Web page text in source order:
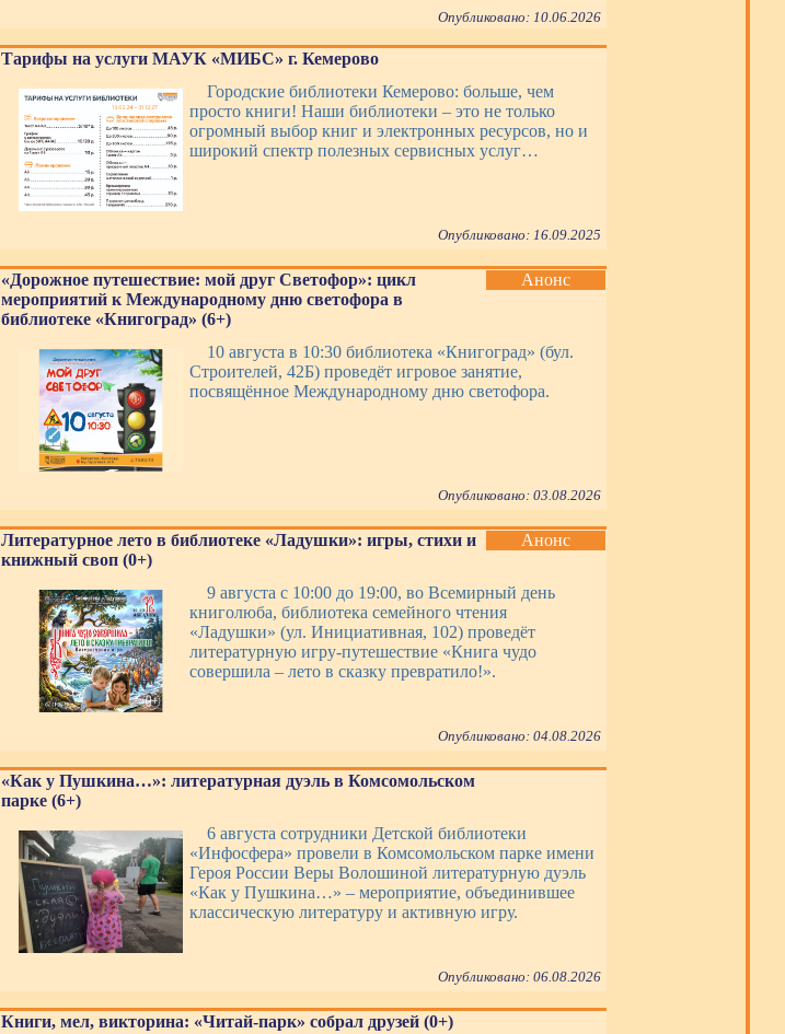
Опубликовано: 10.06.2026
Тарифы на услуги МАУК «МИБС» г. Кемерово
Городские библиотеки Кемерово: больше, чем
просто книги! Наши библиотеки – это не только
огромный выбор книг и электронных ресурсов, но и
широкий спектр полезных сервисных услуг…
Опубликовано: 16.09.2025
«Дорожное путешествие: мой друг Светофор»: цикл
мероприятий к Международному дню светофора в
библиотеке «Книгоград» (6+)
Анонс
10 августа в 10:30 библиотека «Книгоград» (бул.
Строителей, 42Б) проведёт игровое занятие,
посвящённое Международному дню светофора.
Опубликовано: 03.08.2026
Литературное лето в библиотеке «Ладушки»: игры, стихи и
книжный своп (0+)
Анонс
9 августа с 10:00 до 19:00, во Всемирный день
книголюба, библиотека семейного чтения
«Ладушки» (ул. Инициативная, 102) проведёт
литературную игру-путешествие «Книга чудо
совершила – лето в сказку превратило!».
Опубликовано: 04.08.2026
«Как у Пушкина…»: литературная дуэль в Комсомольском
парке (6+)
6 августа сотрудники Детской библиотеки
«Инфосфера» провели в Комсомольском парке имени
Героя России Веры Волошиной литературную дуэль
«Как у Пушкина…» – мероприятие, объединившее
классическую литературу и активную игру.
Опубликовано: 06.08.2026
Книги, мел, викторина: «Читай-парк» собрал друзей (0+)